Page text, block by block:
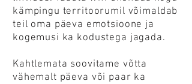
kämpingu territoorumil võimaldab
teil oma päeva emotsioone ja
kogemusi ka kodustega jagada.
Kahtlemata soovitame võtta
vähemalt päeva või paar ka